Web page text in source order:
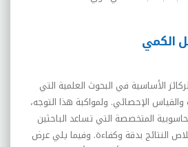
الكمي
الأساسية في البحوث العلمية التي
والقياس الإحصائي. ولمواكبة هذا التوجه،
المتخصصة التي تساعد الباحثين
النتائج بدقة وكفاءة. وفيما يلي عرض